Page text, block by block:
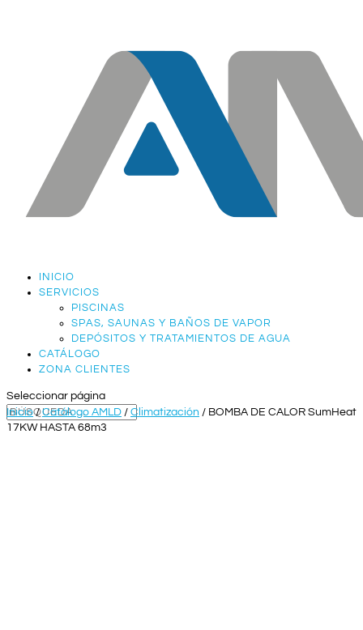
INICIO
SERVICIOS
PISCINAS
SPAS, SAUNAS Y BAÑOS DE VAPOR
DEPÓSITOS Y TRATAMIENTOS DE AGUA
CATÁLOGO
ZONA CLIENTES
Seleccionar página
Inicio/Catálogo AMLD / Climatización / BOMBA DE CALOR SumHeat
17KW HASTA 68m3